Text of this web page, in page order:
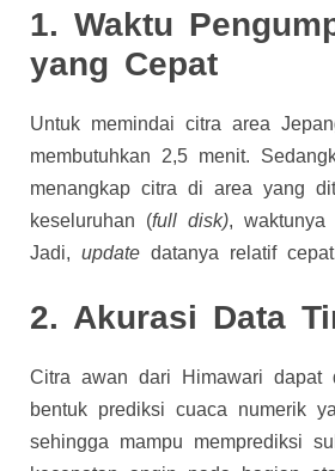
1. Waktu
yang Cepat
Untuk memindai citra area
membutuhkan 2,5 menit.
menangkap citra di area yang
keseluruhan (full disk), waktunya
Jadi, update datanya relatif
2. Akurasi Data
Citra awan dari Himawari dapat
bentuk prediksi cuaca numerik
sehingga mampu memprediksi